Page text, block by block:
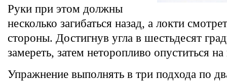
Руки при этом должны
несколько загибаться назад, а локти
стороны. Достигнув угла в шестьдесят
замереть, затем неторопливо опуститься
Упражнение выполнять в три подхода по